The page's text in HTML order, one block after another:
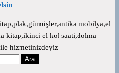
mobilya,el
kitap,ikinci el kol saati,dolma
hizmetinizdeyiz.